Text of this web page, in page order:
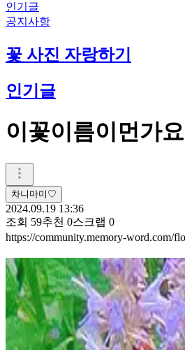
인기글
공지사항
꽃 사진 자랑하기
인기글
이꽃이름이먼가
차니마미♡
2024.09.19 13:36
조회 59추천 0스크랩 0
https://community.memory-word.com/